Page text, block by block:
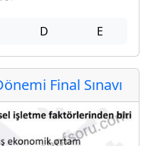
D E
Final Sınavı